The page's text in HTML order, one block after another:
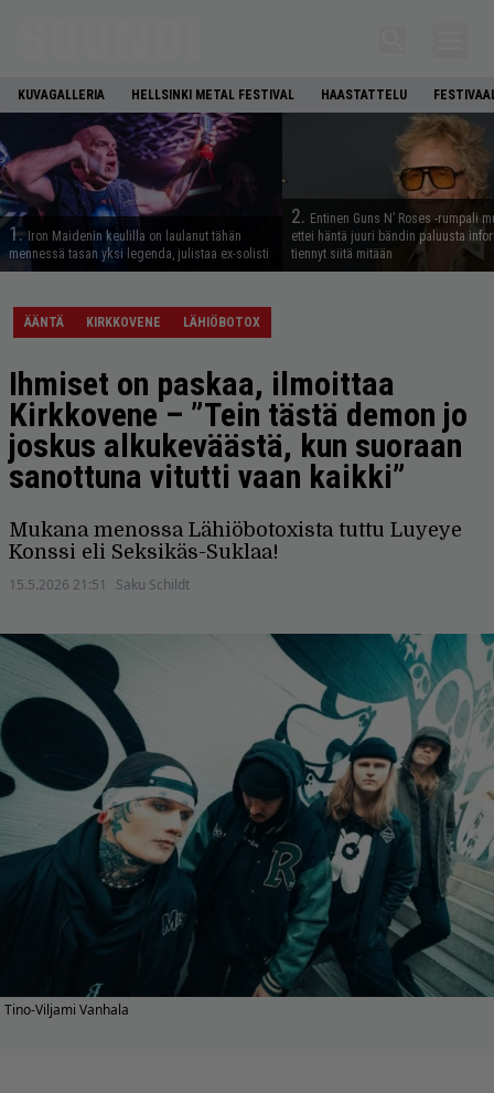
KUVAGALLERIA HELLSINKI METAL FESTIVAL HAASTATTELU
1. Iron Maidenin keulilla on laulanut tähän
mennessä tasan yksi legenda, julistaa ex-solisti
2. Entinen Guns N’ Roses -rumpali
ettei häntä juuri bändin paluusta
tiennyt siitä mitään
ÄÄNTÄ KIRKKOVENE LÄHIÖBOTOX
Ihmiset on paskaa, ilmoittaa
Kirkkovene – ”Tein tästä demon jo
joskus alkukeväästä, kun suoraan
sanottuna vitutti vaan kaikki”
Mukana menossa Lähiöbotoxista tuttu Luyeye
Konssi eli Seksikäs-Suklaa!
15.5.2026 21:51 Saku Schildt
Tino-Viljami Vanhala